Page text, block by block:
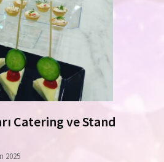
Catering ve Stand
2025